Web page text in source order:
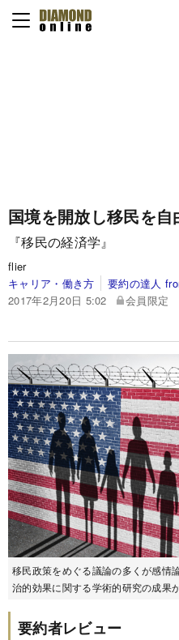
国境を開放し移民を
『移民の経済学』
flier
キャリア・働き方
要約の達人
2017年2月20日 5:02
会員限定
移民政策をめぐる議論の多くが感情
治的効果に関する学術的研究の成果
要約者レビュー